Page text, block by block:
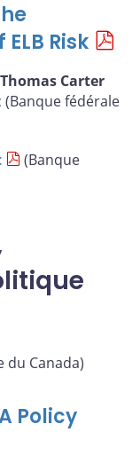
Risk
Thomas Carter
(Banque fédérale
(Banque
du Canada)
Policy